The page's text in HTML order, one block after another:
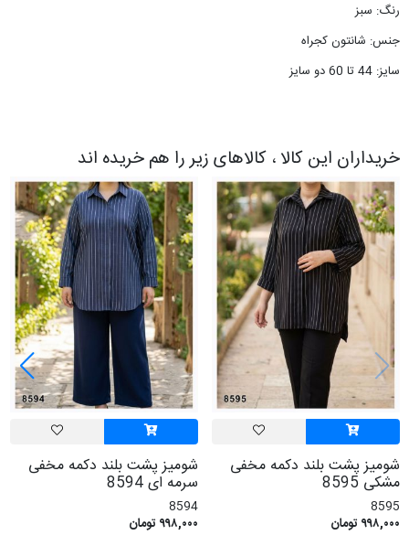
رنگ: سبز
جنس: شانتون کجراه
سایز: 44 تا 60 دو سایز
خریداران این کالا ، کالاهای زیر را هم خریده اند
شومیز پشت بلند دکمه مخفی
مشکی 8595
8595
۹۹۸,۰۰۰ تومان
شومیز پشت بلند دکمه مخفی
سرمه ای 8594
8594
۹۹۸,۰۰۰ تومان